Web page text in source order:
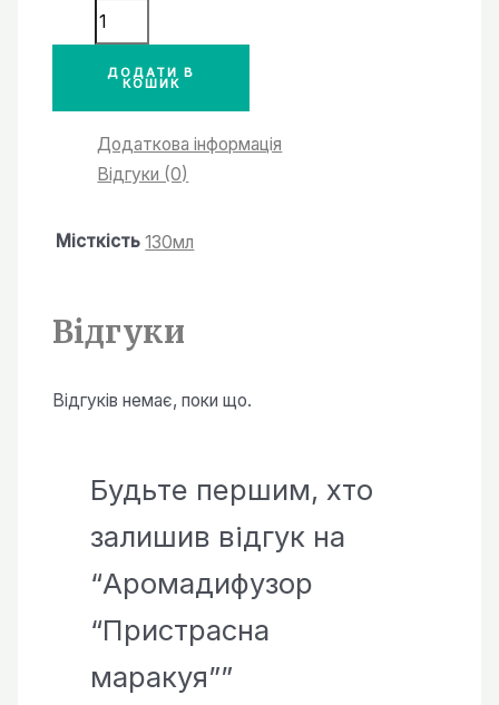
Аромадифузор
"Пристрасна
маракуя"ДОДАТИ В
КОШИК
Додаткова інформація
Відгуки (0)
Місткість 130мл
Відгуки
Відгуків немає, поки що.
Будьте першим, хто
залишив відгук на
“Аромадифузор
“Пристрасна
маракуя””